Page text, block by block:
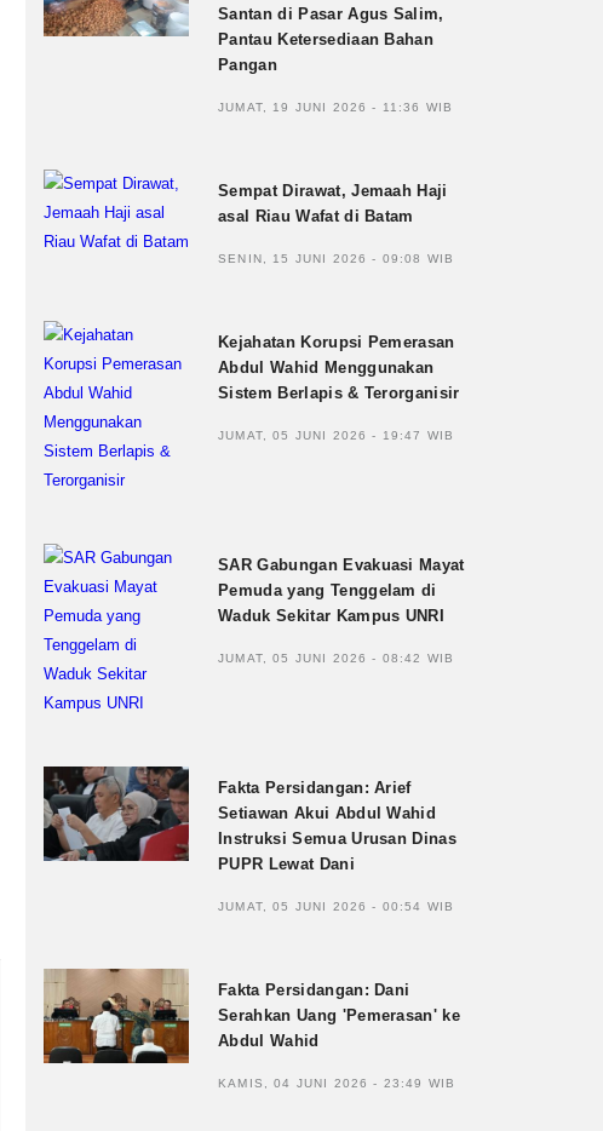
Santan di Pasar Agus Salim,
Pantau Ketersediaan Bahan
Pangan
JUMAT, 19 JUNI 2026 - 11:36 WIB
Sempat Dirawat, Jemaah Haji
asal Riau Wafat di Batam
SENIN, 15 JUNI 2026 - 09:08 WIB
Kejahatan Korupsi Pemerasan
Abdul Wahid Menggunakan
Sistem Berlapis & Terorganisir
JUMAT, 05 JUNI 2026 - 19:47 WIB
SAR Gabungan Evakuasi Mayat
Pemuda yang Tenggelam di
Waduk Sekitar Kampus UNRI
JUMAT, 05 JUNI 2026 - 08:42 WIB
Fakta Persidangan: Arief
Setiawan Akui Abdul Wahid
Instruksi Semua Urusan Dinas
PUPR Lewat Dani
JUMAT, 05 JUNI 2026 - 00:54 WIB
Fakta Persidangan: Dani
Serahkan Uang 'Pemerasan' ke
Abdul Wahid
KAMIS, 04 JUNI 2026 - 23:49 WIB